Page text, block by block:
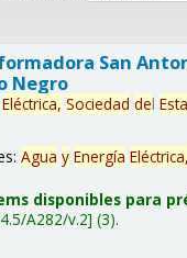
San
Negro
Eléctrica, Sociedad del
Agua y Energía Eléctrica,
disponibles para
A282/v.2 (3).